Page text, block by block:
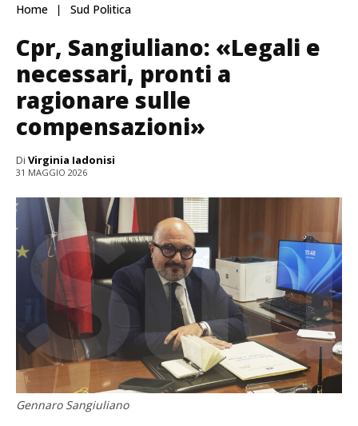
Home Sud Politica
Cpr, Sangiuliano: «Legali e
necessari, pronti a
ragionare sulle
compensazioni»
Di Virginia Iadonisi
31 MAGGIO 2026
Gennaro Sangiuliano